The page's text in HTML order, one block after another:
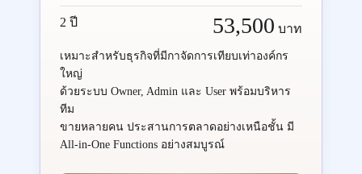
2 ปี 53,500 บาท
เหมาะสำหรับธุรกิจที่มีกาจัดการเทียบเท่าองค์กร
ใหญ่
ด้วยระบบ Owner, Admin และ User พร้อมบริหาร
ทีม
ขายหลายคน ประสานการตลาดอย่างเหนือชั้น มี
All-in-One Functions อย่างสมบูรณ์